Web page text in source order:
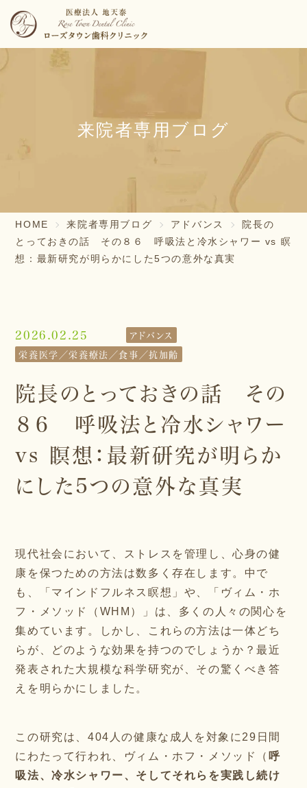
来院者専用ブログ
HOME 来院者専用ブログ アドバンス
院長の
とっておきの話 その８６ 呼吸法と冷水シャワー vs 瞑
想：最新研究が明らかにした5つの意外な真実
2026.02.25
アドバンス
栄養医学／栄養療法／食事／抗加齢
院長のとっておきの話 その
８６ 呼吸法と冷水シャワー
vs 瞑想：最新研究が明らか
にした5つの意外な真実
現代社会において、ストレスを管理し、心身の健
康を保つための方法は数多く存在します。中で
も、「マインドフルネス瞑想」や、「ヴィム・ホ
フ・メソッド（WHM）」は、多くの人々の関心を
集めています。しかし、これらの方法は一体どち
らが、どのような効果を持つのでしょうか？最近
発表された大規模な科学研究が、その驚くべき答
えを明らかにしました。
この研究は、404人の健康な成人を対象に29日間
にわたって行われ、ヴィム・ホフ・メソッド（ 呼
吸法、冷水シャワー、そしてそれらを実践し続け